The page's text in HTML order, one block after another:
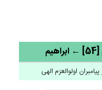
اولوالعزم الهی